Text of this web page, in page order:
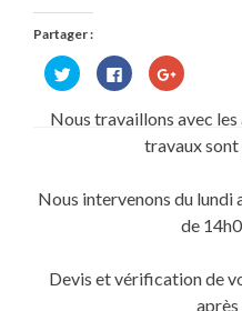
Partager :
Cliquez
pour
partager
Twitter(ouvre
Cliquez
pour
partager
sur
Facebook(ouvre
dans
une
Cliquez
pour
Google+
dans
fenêtre)
Nous travaillons avec
travaux sont
Nous intervenons du lundi
de
Devis et vérification de